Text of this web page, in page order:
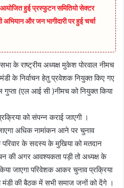
आयोजित हुई प्रस्फुटन समितियो सेक्टर
और जन भागीदारी पर हुई चर्चा
के राष्ट्रीय अध्यक्ष मुकेश पोरवाल नीमच
मंडी के निर्वाचन हेतु प्रवेशक नियुक्त किए गए
गुप्ता (एल आई सी )नीमच को नियुक्त किया
को संपन्न कराई जाएगी ।
जाएगा अधिक नामांकन आने पर चुनाव
के सदस्य के मुखिया को मतदान
की अगर आवश्यकता पड़ी तो अध्यक्ष के
जाएगा परिवेशक आकर चुनाव प्रक्रिया
मंडी की बैठक में सभी समाज जनों को देंगे ।